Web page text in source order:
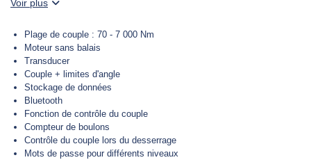
Voir plus
Plage de couple : 70 - 7 000 Nm
Moteur sans balais
Transducer
Couple + limites d'angle
Stockage de données
Bluetooth
Fonction de contrôle du couple
Compteur de boulons
Contrôle du couple lors du desserrage
Mots de passe pour différents niveaux